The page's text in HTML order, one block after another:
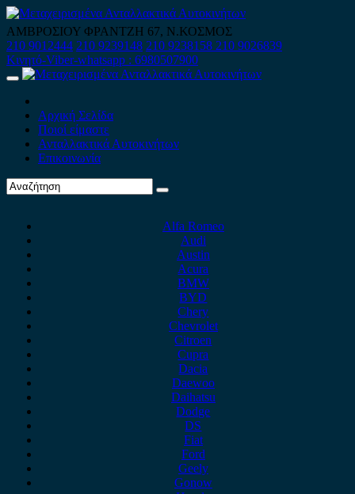
Skip
to
content
ΑΜΒΡΟΣΙΟΥ ΦΡΑΝΤΖΗ 67, Ν.ΚΟΣΜΟΣ
210 9012444 210 9239148 210 9238158 210 9026839
Κινητό-Viber-whatsapp : 6980507900
Primary
Αρχική Σελίδα
Ποιοί είμαστε
Ανταλλακτικά Αυτοκινήτων
Επικοινωνία
Alfa Romeo
Audi
Austin
Acura
BMW
BYD
Chery
Chevrolet
Citroen
Cupra
Dacia
Daewoo
Daihatsu
Dodge
DS
Fiat
Ford
Geely
Gonow